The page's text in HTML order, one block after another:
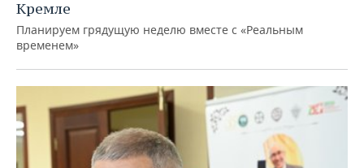
Кремле
Планируем грядущую неделю вместе с «Реальным
временем»